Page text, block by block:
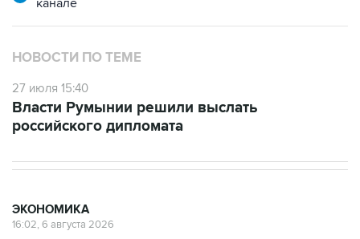
канале
НОВОСТИ ПО ТЕМЕ
27 июля 15:40
Власти Румынии решили выслать
российского дипломата
ЭКОНОМИКА
16:02, 6 августа 2026